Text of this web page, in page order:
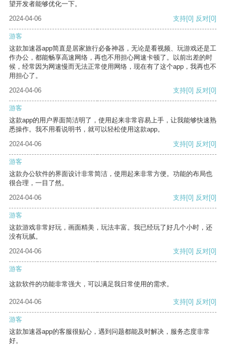
望开发者能够优化一下。
2024-04-06
支持[0] 反对[0]
游客
这款加速器app简直是居家旅行必备神器，无论是看视频、玩游戏还是工
作办公，都能畅享高速网络，再也不用担心网速卡顿了。以前出差的时
候，经常因为网速慢而无法正常使用网络，现在有了这个app，我再也不
用担心了。
2024-04-06
支持[0] 反对[0]
游客
这款app的用户界面简洁明了，使用起来非常容易上手，让我能够快速熟
悉操作。我不用看说明书，就可以轻松使用这款app。
2024-04-06
支持[0] 反对[0]
游客
这款办公软件的界面设计非常简洁，使用起来非常方便。功能的布局也
很合理，一目了然。
2024-04-06
支持[0] 反对[0]
游客
这款游戏非常好玩，画面精美，玩法丰富。我已经玩了好几个小时，还
没有玩腻。
2024-04-06
支持[0] 反对[0]
游客
这款软件的功能非常强大，可以满足我日常使用的需求。
2024-04-06 支持[0] 反对[0]
游客
这款加速器app的客服很贴心，遇到问题都能及时解决，服务态度非常
好。